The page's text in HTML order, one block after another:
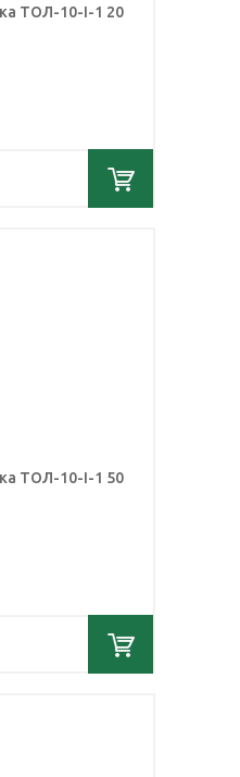
ТОЛ-10-I-1 20
ТОЛ-10-I-1 50